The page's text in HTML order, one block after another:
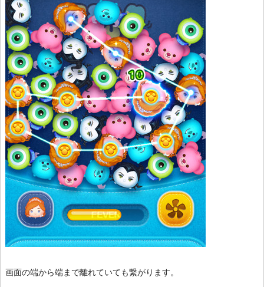
画面の端から端まで離れていても繋がります。